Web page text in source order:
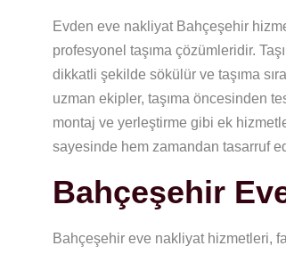
Evden eve nakliyat Bahçeşehir
profesyonel taşıma çözümleridir.
dikkatli şekilde sökülür ve taşıma
uzman ekipler, taşıma öncesinden
montaj ve yerleştirme gibi ek
sayesinde hem zamandan tasarruf
Bahçeşehir
Bahçeşehir eve nakliyat hizmetleri,